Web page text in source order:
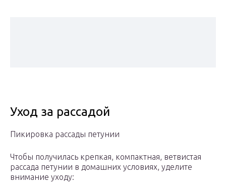
Уход за рассадой
Пикировка рассады петунии
Чтобы получилась крепкая, компактная, ветвистая
рассада петунии в домашних условиях, уделите
внимание уходу: